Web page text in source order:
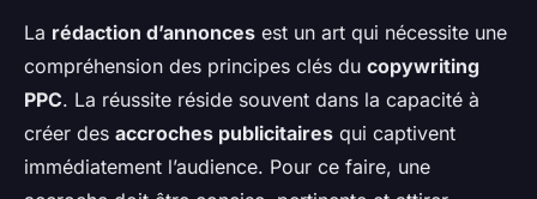
La rédaction d’annonces est un art qui nécessite une
compréhension des principes clés du copywriting
PPC. La réussite réside souvent dans la capacité à
créer des accroches publicitaires qui captivent
immédiatement l’audience. Pour ce faire, une